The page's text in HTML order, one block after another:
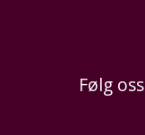
Følg oss